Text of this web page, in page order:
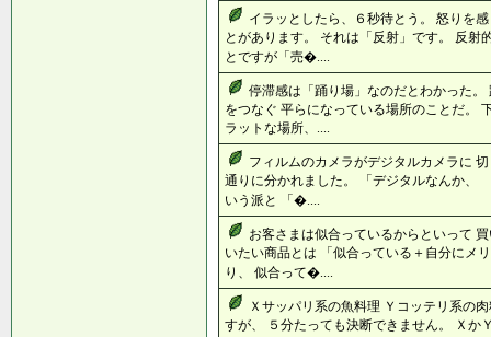
イラッとしたら、６秒待とう。 怒りを
とがあります。 それは「反射」です。 反射
とですが「売�....
停滞感は「踊り場」なのだとわかった
をつなぐ 平らになっている場所のことだ。
ラットな場所、....
フィルムのカメラがデジタルカメラに
通りに分かれました。 「デジタルなんか
いう派と 「�....
お客さまは似合っているからといって
いたい商品とは 「似合っている＋自分にメ
り、 似合って�....
Ｘサッパリ系の魚料理 Ｙコッテリ系の
すが、 ５分たっても決断できません。 Ｘ